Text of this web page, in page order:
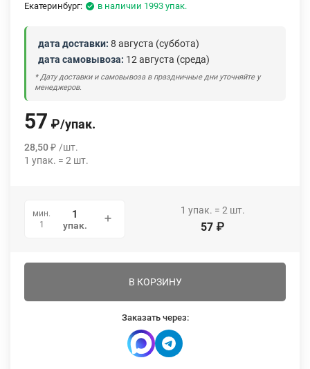
Екатеринбург: в наличии 1993 упак.
дата доставки: 8 августа (суббота)
дата самовывоза: 12 августа (среда)
* Дату доставки и самовывоза в праздничные дни уточняйте у
менеджеров.
57 ₽/упак.
28,50₽ /шт.
1 упак. = 2 шт.
мин.
1
упак.
1 упак. = 2 шт.
57 ₽
В КОРЗИНУ
Заказать через: